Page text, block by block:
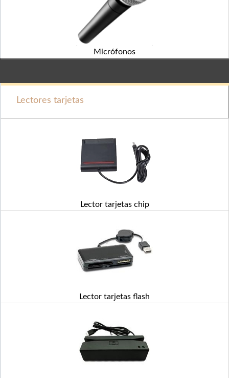
Micrófonos
Lectores tarjetas
Lector tarjetas chip
Lector tarjetas flash